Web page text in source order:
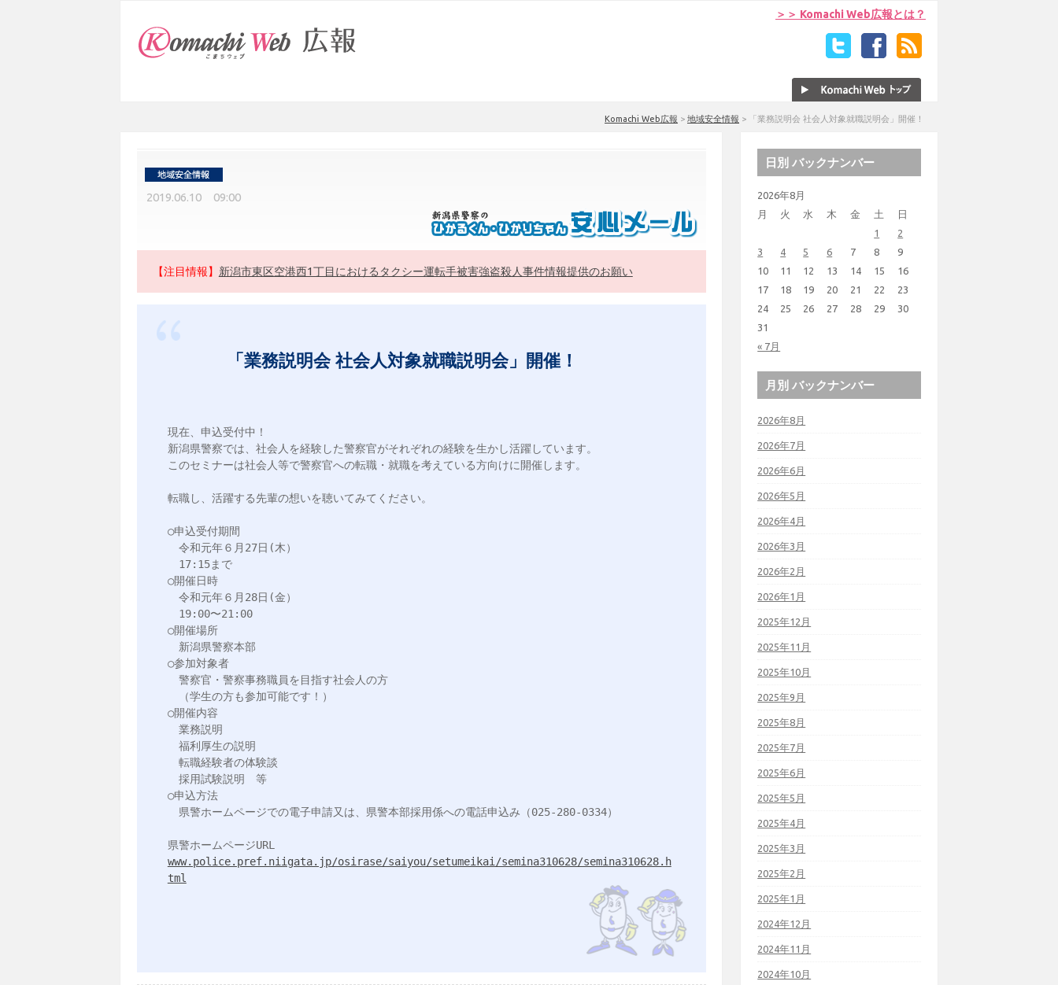
＞＞ Komachi Web広報とは？
Komachi Web広報 > 地域安全情報 > 「業務説明会 社会人対象就職説明会」開催！
2019.06.10 09:00
【注目情報】 新潟市東区空港西1丁目におけるタクシー運転手被害強盗殺人事件情報提供のお願い
「業務説明会 社会人対象就職説明会」開催！
現在、申込受付中！
新潟県警察では、社会人を経験した警察官がそれぞれの経験を生かし活躍しています。
このセミナーは社会人等で警察官への転職・就職を考えている方向けに開催します。
転職し、活躍する先輩の想いを聴いてみてください。
○申込受付期間
令和元年６月27日(木）
17:15まで
○開催日時
令和元年６月28日(金）
19:00〜21:00
○開催場所
新潟県警察本部
○参加対象者
警察官・警察事務職員を目指す社会人の方
（学生の方も参加可能です！）
○開催内容
業務説明
福利厚生の説明
転職経験者の体験談
採用試験説明　等
○申込方法
県警ホームページでの電子申請又は、県警本部採用係への電話申込み（025-280-0334）
www.police.pref.niigata.jp/osirase/saiyou/setumeikai/semina310628/semina310628.h
tml
日別 バックナンバー
2026年8月
月
火 水 木 金 土 日
« 7月
1
2
3
4 5 6 7 8
9
10
11 12 13 14 15
16
17
18 19 20 21 22
23
24
25 26 27 28 29
30
31
月別 バックナンバー
2026年8月
2026年7月
2026年6月
2026年5月
2026年4月
2026年3月
2026年2月
2026年1月
2025年12月
2025年11月
2025年10月
2025年9月
2025年8月
2025年7月
2025年6月
2025年5月
2025年4月
2025年3月
2025年2月
2025年1月
2024年12月
2024年11月
2024年10月